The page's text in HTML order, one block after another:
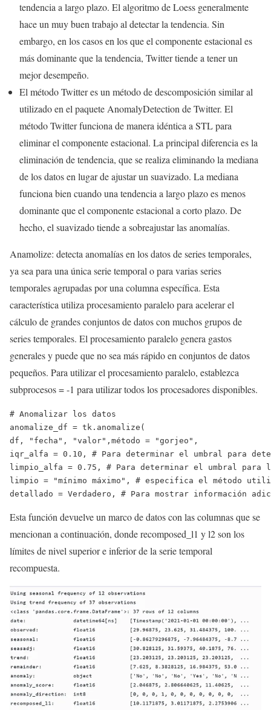
tendencia a largo plazo. El algoritmo de Loess generalmente
hace un muy buen trabajo al detectar la tendencia. Sin
embargo, en los casos en los que el componente estacional es
más dominante que la tendencia, Twitter tiende a tener un
mejor desempeño.
El método Twitter es un método de descomposición similar al
utilizado en el paquete AnomalyDetection de Twitter. El
método Twitter funciona de manera idéntica a STL para
eliminar el componente estacional. La principal diferencia es la
eliminación de tendencia, que se realiza eliminando la mediana
de los datos en lugar de ajustar un suavizado. La mediana
funciona bien cuando una tendencia a largo plazo es menos
dominante que el componente estacional a corto plazo. De
hecho, el suavizado tiende a sobreajustar las anomalías.
Anamolize: detecta anomalías en los datos de series temporales,
ya sea para una única serie temporal o para varias series
temporales agrupadas por una columna específica. Esta
característica utiliza procesamiento paralelo para acelerar el
cálculo de grandes conjuntos de datos con muchos grupos de
series temporales. El procesamiento paralelo genera gastos
generales y puede que no sea más rápido en conjuntos de datos
pequeños. Para utilizar el procesamiento paralelo, establezca
subprocesos = -1 para utilizar todos los procesadores disponibles.
# Anomalizar los datos
anomalize_df = tk.anomalize(
df,
"fecha" , "valor" ,método = "gorjeo" ,
iqr_alfa = 0.10 , # Para determinar el umbral para
limpio_alfa = 0.75 , # Para determinar el umbral
limpio =
"mínimo máximo" , # especifica el método
detallado = Verdadero , # Para mostrar información
Esta función devuelve un marco de datos con las columnas que se
mencionan a continuación, donde recomposed_l1 y l2 son los
límites de nivel superior e inferior de la serie temporal
recompuesta.